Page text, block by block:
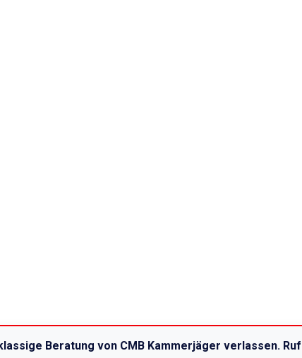
Beratung von CMB Kammerjäger verlassen.